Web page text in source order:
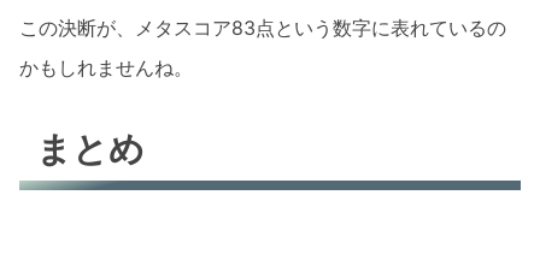
この決断が、メタスコア83点という数字に表れているの
かもしれませんね。
まとめ